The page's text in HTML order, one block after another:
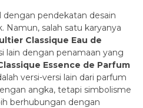
dengan pendekatan desain
Namun, salah satu karyanya
Classique Eau de
lain dengan penamaan yang
Essence de Parfum
versi-versi lain dari parfum
angka, tetapi simbolisme
berhubungan dengan